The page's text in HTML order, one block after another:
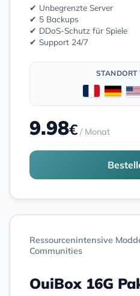
✔ Unbegrenzte Server
✔ 5 Backups
✔ DDoS-Schutz für Spiele
✔ Support 24/7
9.98€ / Monat
Ressourcenintensive
Communities
OuiBox 16G